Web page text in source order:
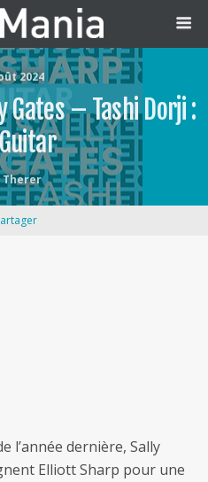
2024
Gates – Tashi Dorji :
Therer
l’année dernière, Sally
Elliott Sharp pour une